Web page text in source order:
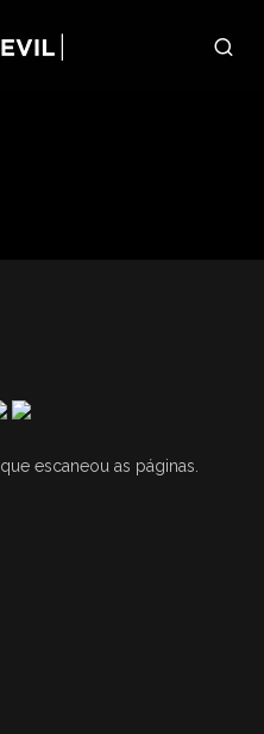
, que escaneou as páginas.